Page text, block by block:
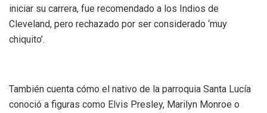
iniciar su carrera, fue recomendado a los Indios de
Cleveland, pero rechazado por ser considerado ‘muy
chiquito’.
También cuenta cómo el nativo de la parroquia Santa Lucía
conoció a figuras como Elvis Presley, Marilyn Monroe o